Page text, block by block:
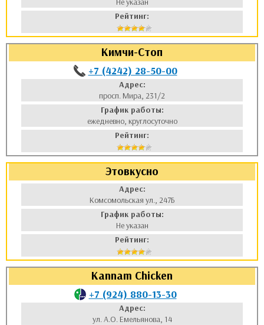
Рейтинг:
Кимчи-Стоп
+7 (4242) 28-50-00
Адрес:
просп. Мира, 231/2
График работы:
ежедневно, круглосуточно
Рейтинг:
Этовкусно
Адрес:
Комсомольская ул., 247Б
График работы:
Не указан
Рейтинг:
Kannam Chicken
+7 (924) 880-13-30
Адрес:
ул. А.О. Емельянова, 14